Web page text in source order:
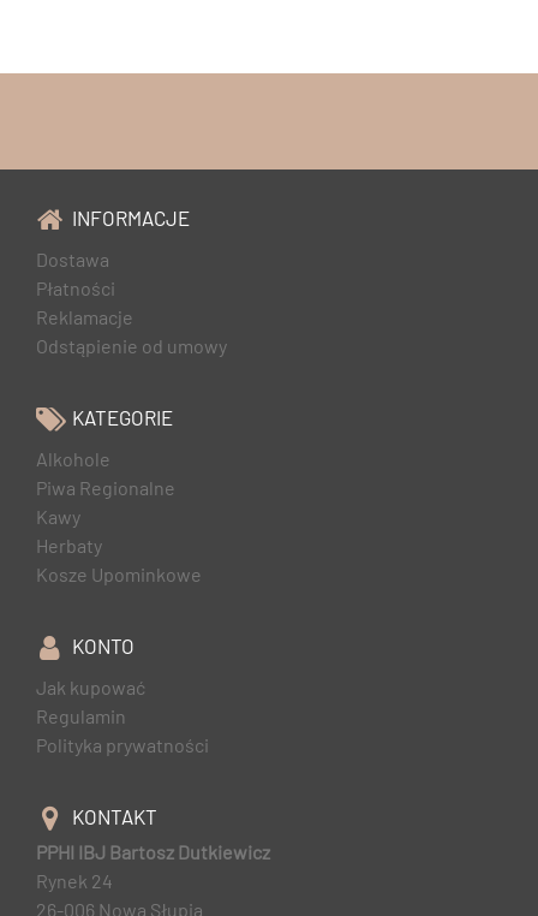
INFORMACJE
Dostawa
Płatności
Reklamacje
Odstąpienie od umowy
KATEGORIE
Alkohole
Piwa Regionalne
Kawy
Herbaty
Kosze Upominkowe
KONTO
Jak kupować
Regulamin
Polityka prywatności
KONTAKT
PPHI IBJ Bartosz Dutkiewicz
Rynek 24
26-006 Nowa Słupia